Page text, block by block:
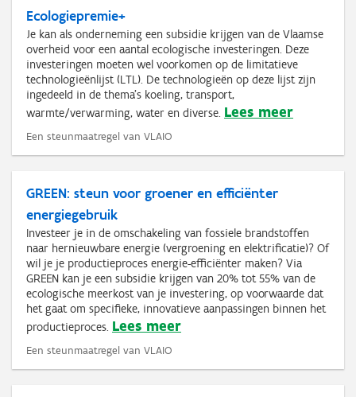
Ecologiepremie+
Je kan als onderneming een subsidie krijgen van de Vlaamse
overheid voor een aantal ecologische investeringen. Deze
investeringen moeten wel voorkomen op de limitatieve
technologieënlijst (LTL). De technologieën op deze lijst zijn
ingedeeld in de thema’s koeling, transport,
warmte/verwarming, water en diverse. Lees meer
Een steunmaatregel van VLAIO
GREEN: steun voor groener en efficiënter
energiegebruik
Investeer je in de omschakeling van fossiele brandstoffen
naar hernieuwbare energie (vergroening en elektrificatie)? Of
wil je je productieproces energie-efficiënter maken? Via
GREEN kan je een subsidie krijgen van 20% tot 55% van de
ecologische meerkost van je investering, op voorwaarde dat
het gaat om specifieke, innovatieve aanpassingen binnen het
productieproces. Lees meer
Een steunmaatregel van VLAIO